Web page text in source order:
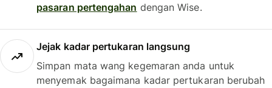
pasaran pertengahan dengan Wise.
Jejak kadar pertukaran langsung
Simpan mata wang kegemaran anda untuk
menyemak bagaimana kadar pertukaran berubah